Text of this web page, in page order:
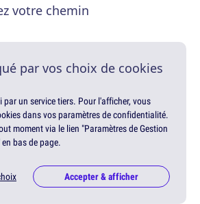
votre chemin
par vos choix de cookies
par un service tiers. Pour l'afficher, vous
dans vos paramètres de confidentialité.
moment via le lien "Paramètres de Gestion
bas de page.
Accepter & afficher